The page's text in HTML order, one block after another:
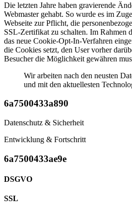
Die letzten Jahre haben gravierende
Webmaster gehabt. So wurde es im
Webseite zur Pflicht, die
SSL-Zertifikat zu schalten. Im Rahmen
das neue Cookie-Opt-In-Verfahren
die Cookies setzt, den User vorher
Besucher die Möglichkeit gewähren
Wir arbeiten nach den neusten
und mit den aktuellesten
6a7500433a890
Datenschutz & Sicherheit
Entwicklung & Fortschritt
6a7500433ae9e
DSGVO
SSL